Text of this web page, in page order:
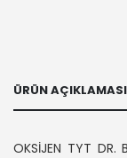
ÜRÜN AÇIKLAMASI
OKSİJEN TYT DR.